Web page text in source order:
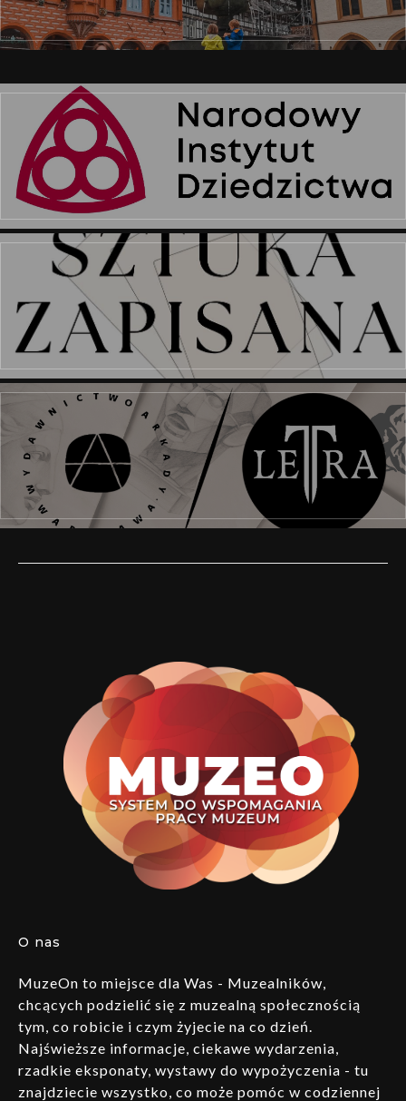
O nas
MuzeOn to miejsce dla Was - Muzealników,
chcących podzielić się z muzealną społecznością
tym, co robicie i czym żyjecie na co dzień.
Najświeższe informacje, ciekawe wydarzenia,
rzadkie eksponaty, wystawy do wypożyczenia - tu
znajdziecie wszystko, co może pomóc w codziennej